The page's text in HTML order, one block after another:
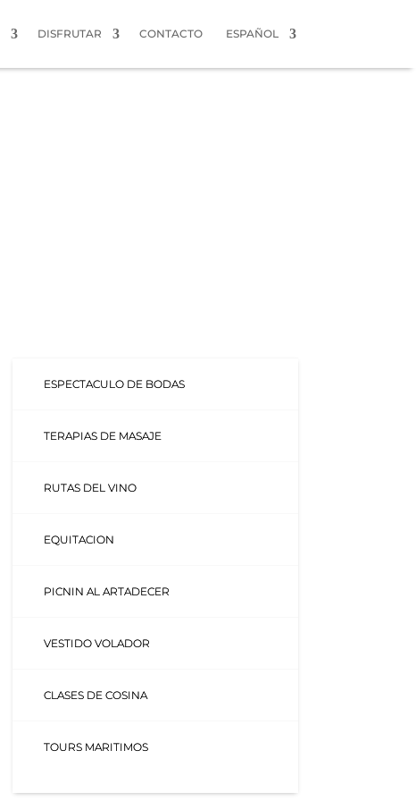
DISFRUTAR CONTACTO ESPAÑOL
ESPECTACULO DE BODAS
TERAPIAS DE MASAJE
RUTAS DEL VINO
EQUITACION
PICNIN AL ARTADECER
VESTIDO VOLADOR
CLASES DE COSINA
TOURS MARITIMOS